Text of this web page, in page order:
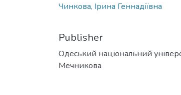
Чинкова, Ірина Геннадіївна
Publisher
Одеський національний
Мечникова